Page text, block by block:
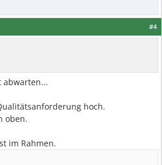
#4
abwarten...
hoch.
oben.
im Rahmen.